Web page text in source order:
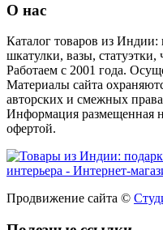
О нас
Каталог товаров из Индии:
шкатулки, вазы, статуэтки,
Работаем с 2001 года.
Материалы сайта
авторских и смежных
Информация размещенная
офертой.
Продвижение сайта ©